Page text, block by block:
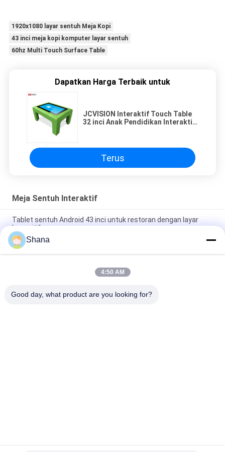
1920x1080 layar sentuh Meja Kopi
43 inci meja kopi komputer layar sentuh
60hz Multi Touch Surface Table
Dapatkan Harga Terbaik untuk
JCVISION Interaktif Touch Table
32 inci Anak Pendidikan Interaktif
Terus
Meja Sentuh Interaktif
Tablet sentuh Android 43 inci untuk restoran dengan layar
kapasitif
JCVISION 32 inci android 11 digital game bayi interaktif
pendidikan layar sentuh meja
Meja Permainan Layar Sentuh Kapasitif Android 32 inci
Shana
4:50 AM
Good day, what product are you looking for?